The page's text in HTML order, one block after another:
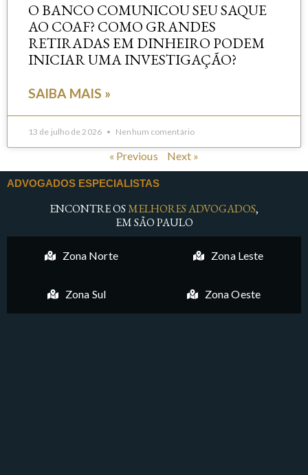
O BANCO COMUNICOU SEU SAQUE
AO COAF? COMO GRANDES
RETIRADAS EM DINHEIRO PODEM
INICIAR UMA INVESTIGAÇÃO?
SAIBA MAIS »
13 de julho de 2026 Nenhum comentário
« Previous Next »
ADVOGADOS ESPECIALISTAS
ENCONTRE OSMELHORES ADVOGADOS,
EM SÃO PAULO
Zona Norte Zona Leste
Zona Sul Zona Oeste